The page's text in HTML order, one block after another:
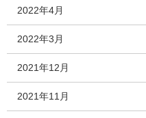
2022年4月
2022年3月
2021年12月
2021年11月